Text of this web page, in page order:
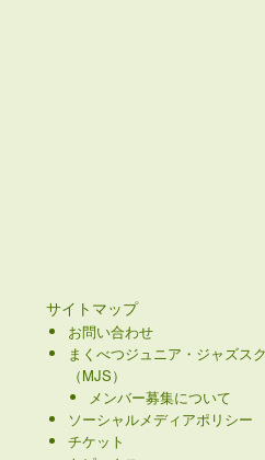
サイトマップ
お問い合わせ
まくべつジュニア・ジャズス
（MJS）
メンバー募集について
ソーシャルメディアポリシー
チケット